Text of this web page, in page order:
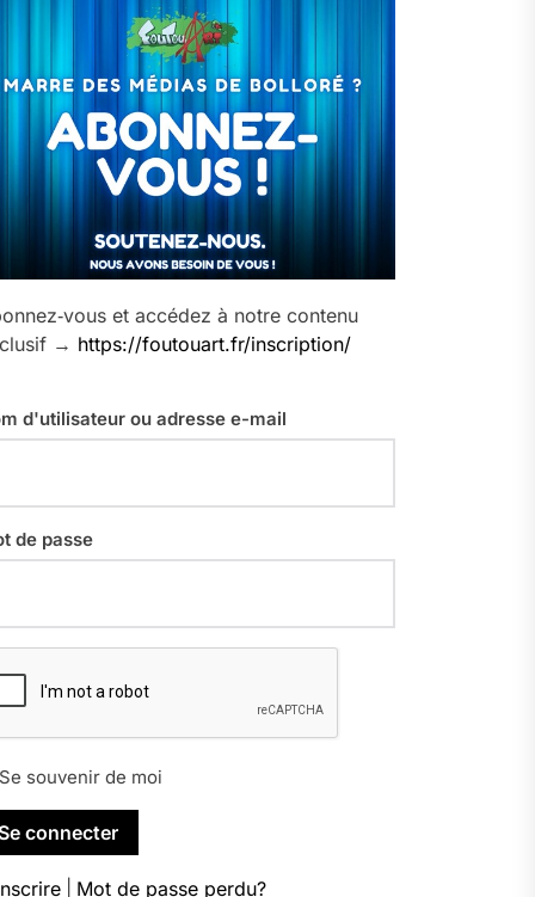
et accédez à notre contenu
→ https://foutouart.fr/inscription/
d'utilisateur ou adresse e-mail
de passe
souvenir de moi
Mot de passe perdu?